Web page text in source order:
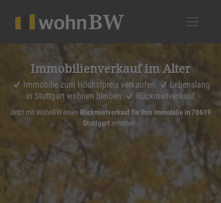
Immobi­li­en­ver­kauf im Alter
Immobilie zum Höchstpreis verkaufen
Lebenslang
in Stuttgart wohnen bleiben
Rückmietverkauf
Jetzt mit WohnBW einen Rückmietverkauf für Ihre Immobilie in 70619
Stuttgart ermitteln.